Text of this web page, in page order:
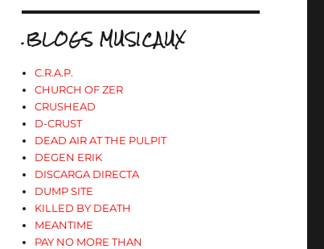
.BLOGS MUSICAUX
C.R.A.P.
CHURCH OF ZER
CRUSHEAD
D-CRUST
DEAD AIR AT THE PULPIT
DEGEN ERIK
DISCARGA DIRECTA
DUMP SITE
KILLED BY DEATH
MEANTIME
PAY NO MORE THAN